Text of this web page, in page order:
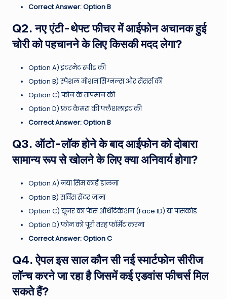
Correct Answer: Option B
Q2. नए एंटी-थेफ्ट फीचर में आईफोन अचानक हुई
चोरी को पहचानने के लिए किसकी मदद लेगा?
Option A) इंटरनेट स्पीड की
Option B) स्पेशल मोशन सिग्नल्स और सेंसर्स की
Option C) फोन के तापमान की
Option D) फ्रंट कैमरा की फ्लैशलाइट की
Correct Answer: Option B
Q3. ऑटो-लॉक होने के बाद आईफोन को दोबारा
सामान्य रूप से खोलने के लिए क्या अनिवार्य होगा?
Option A) नया सिम कार्ड डालना
Option B) सर्विस सेंटर जाना
Option C) यूजर का फेस ऑथेंटिकेशन (Face ID) या पासकोड
Option D) फोन को पूरी तरह फॉर्मेट करना
Correct Answer: Option C
Q4. ऐपल इस साल कौन सी नई स्मार्टफोन सीरीज
लॉन्च करने जा रहा है जिसमें कई एडवांस फीचर्स मिल
सकते हैं?